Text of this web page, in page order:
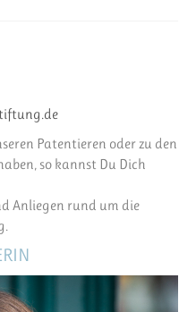
Patentieren oder zu den
so kannst Du Dich
Anliegen rund um die